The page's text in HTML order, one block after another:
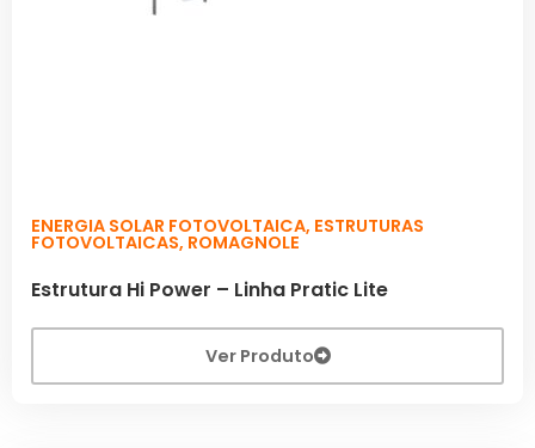
ENERGIA SOLAR FOTOVOLTAICA, ESTRUTURAS
FOTOVOLTAICAS, ROMAGNOLE
Estrutura Hi Power – Linha Pratic Lite
Ver Produto